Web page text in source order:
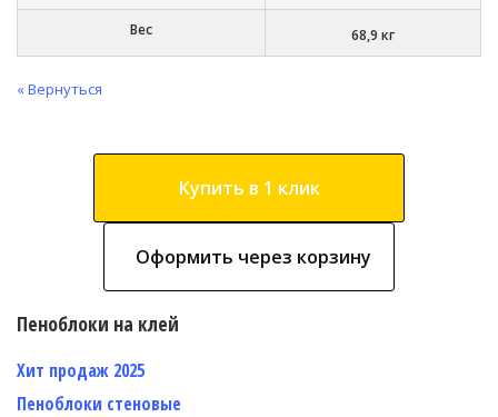
Вес 68,9 кг
« Вернуться
Купить в 1 клик
Оформить через корзину
Пеноблоки на клей
Хит продаж 2025
Пеноблоки стеновые